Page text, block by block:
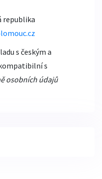
republika
s českým a
s
osobních údajů